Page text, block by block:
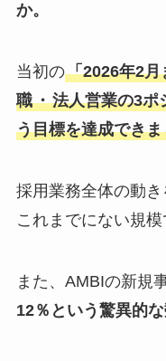
か。
当初の「2026年2月
職・法人営業の3ポ
う目標を達成でき
採用業務全体の動き
これまでにない規模
また、AMBIの新規
12％という驚異的